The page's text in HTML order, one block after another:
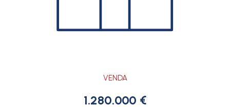
VENDA
1.280.000 €